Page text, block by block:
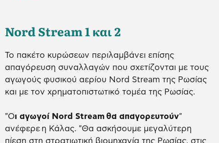
Nord Stream 1 και 2
Το πακέτο κυρώσεων περιλαμβάνει επίσης
απαγόρευση συναλλαγών που σχετίζονται με τους
αγωγούς φυσικού αερίου Nord Stream της Ρωσίας
και με τον χρηματοπιστωτικό τομέα της Ρωσίας.
"Οι αγωγοί Nord Stream θα απαγορευτούν"
ανέφερε η Κάλας. "Θα ασκήσουμε μεγαλύτερη
πίεση στη στρατιωτική βιομηχανία της Ρωσίας, στις